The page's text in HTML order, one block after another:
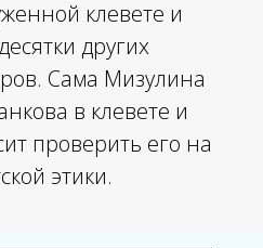
клевете и
других
Сама Мизулина
в клевете и
проверить его на
этики.